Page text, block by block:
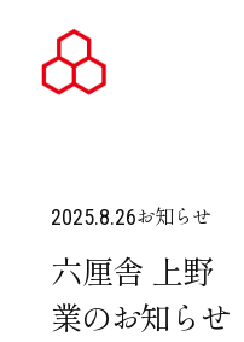
2025.8.26お知らせ
六厘舎 上野
業のお知ら